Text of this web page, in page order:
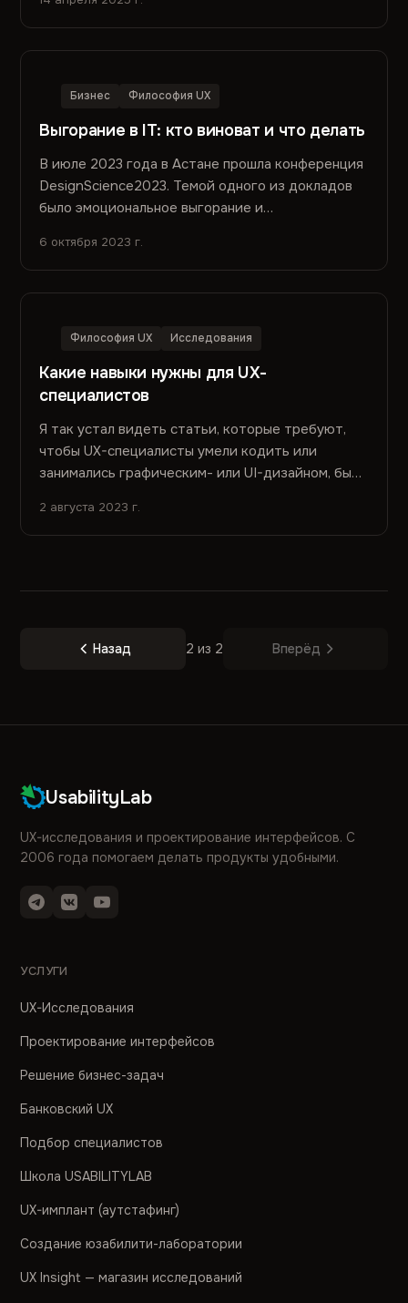
Бизнес Философия UX
Выгорание в IT: кто виноват и что делать
В июле 2023 года в Астане прошла конференция
DesignScience2023. Темой одного из докладов
было эмоциональное выгорание и
6 октября 2023 г.
Философия UX Исследования
Какие навыки нужны для UX-
специалистов
Я так устал видеть статьи, которые требуют,
чтобы UX-специалисты умели кодить или
занимались графическим- или UI-дизайном, были
2 августа 2023 г.
Назад 2 из 2 Вперёд
UsabilityLab
UX-исследования и проектирование интерфейсов. С
2006 года помогаем делать продукты удобными.
УСЛУГИ
UX-Исследования
Проектирование интерфейсов
Решение бизнес-задач
Банковский UX
Подбор специалистов
Школа USABILITYLAB
UX-имплант (аутстафинг)
Создание юзабилити-лаборатории
UX Insight — магазин исследований